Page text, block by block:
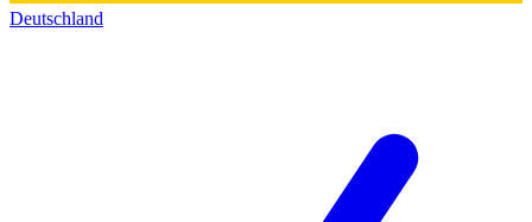
Deutschland